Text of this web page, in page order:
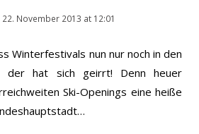
22. November 2013 at 12:01
Winterfestivals nun nur noch in den
der hat sich geirrt! Denn heuer
Ski-Openings eine heiße